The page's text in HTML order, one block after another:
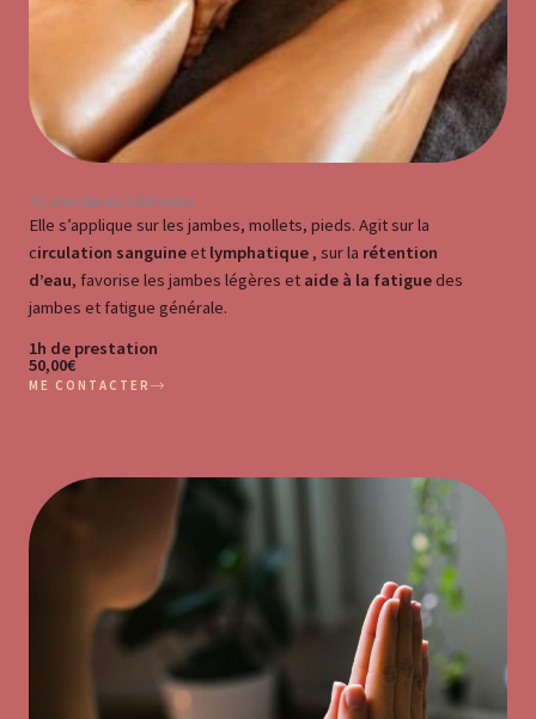
RC membres inférieurs
Elle s’applique sur les jambes, mollets, pieds. Agit sur la
circulation sanguineet lymphatique , sur la rétention
d’eau, favorise les jambes légères et aide à la fatiguedes
jambes et fatigue générale.
1h de prestation
50,00€
ME CONTACTER